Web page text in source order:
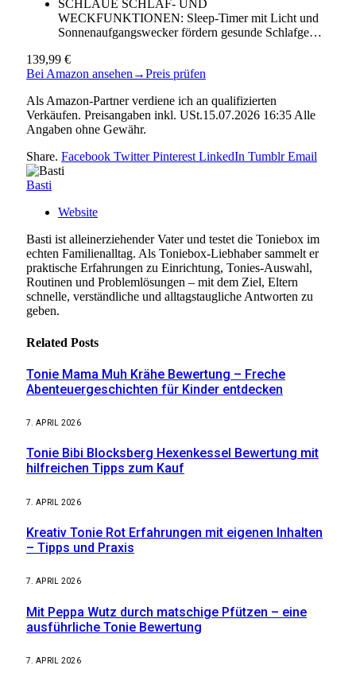
SCHLAUE SCHLAF- UND
WECKFUNKTIONEN: Sleep-Timer mit Licht und
Sonnenaufgangswecker fördern gesunde Schlafge…
139,99 €
Bei Amazon ansehen→Preis prüfen
Als Amazon-Partner verdiene ich an qualifizierten
Verkäufen. Preisangaben inkl. USt.15.07.2026 16:35 Alle
Angaben ohne Gewähr.
Share. Facebook Twitter Pinterest LinkedIn Tumblr Email
Basti
Website
Basti ist alleinerziehender Vater und testet die Toniebox im
echten Familienalltag. Als Toniebox-Liebhaber sammelt er
praktische Erfahrungen zu Einrichtung, Tonies-Auswahl,
Routinen und Problemlösungen – mit dem Ziel, Eltern
schnelle, verständliche und alltagstaugliche Antworten zu
geben.
Related Posts
Tonie Mama Muh Krähe Bewertung – Freche
Abenteuergeschichten für Kinder entdecken
7. APRIL 2026
Tonie Bibi Blocksberg Hexenkessel Bewertung mit
hilfreichen Tipps zum Kauf
7. APRIL 2026
Kreativ Tonie Rot Erfahrungen mit eigenen Inhalten
– Tipps und Praxis
7. APRIL 2026
Mit Peppa Wutz durch matschige Pfützen – eine
ausführliche Tonie Bewertung
7. APRIL 2026